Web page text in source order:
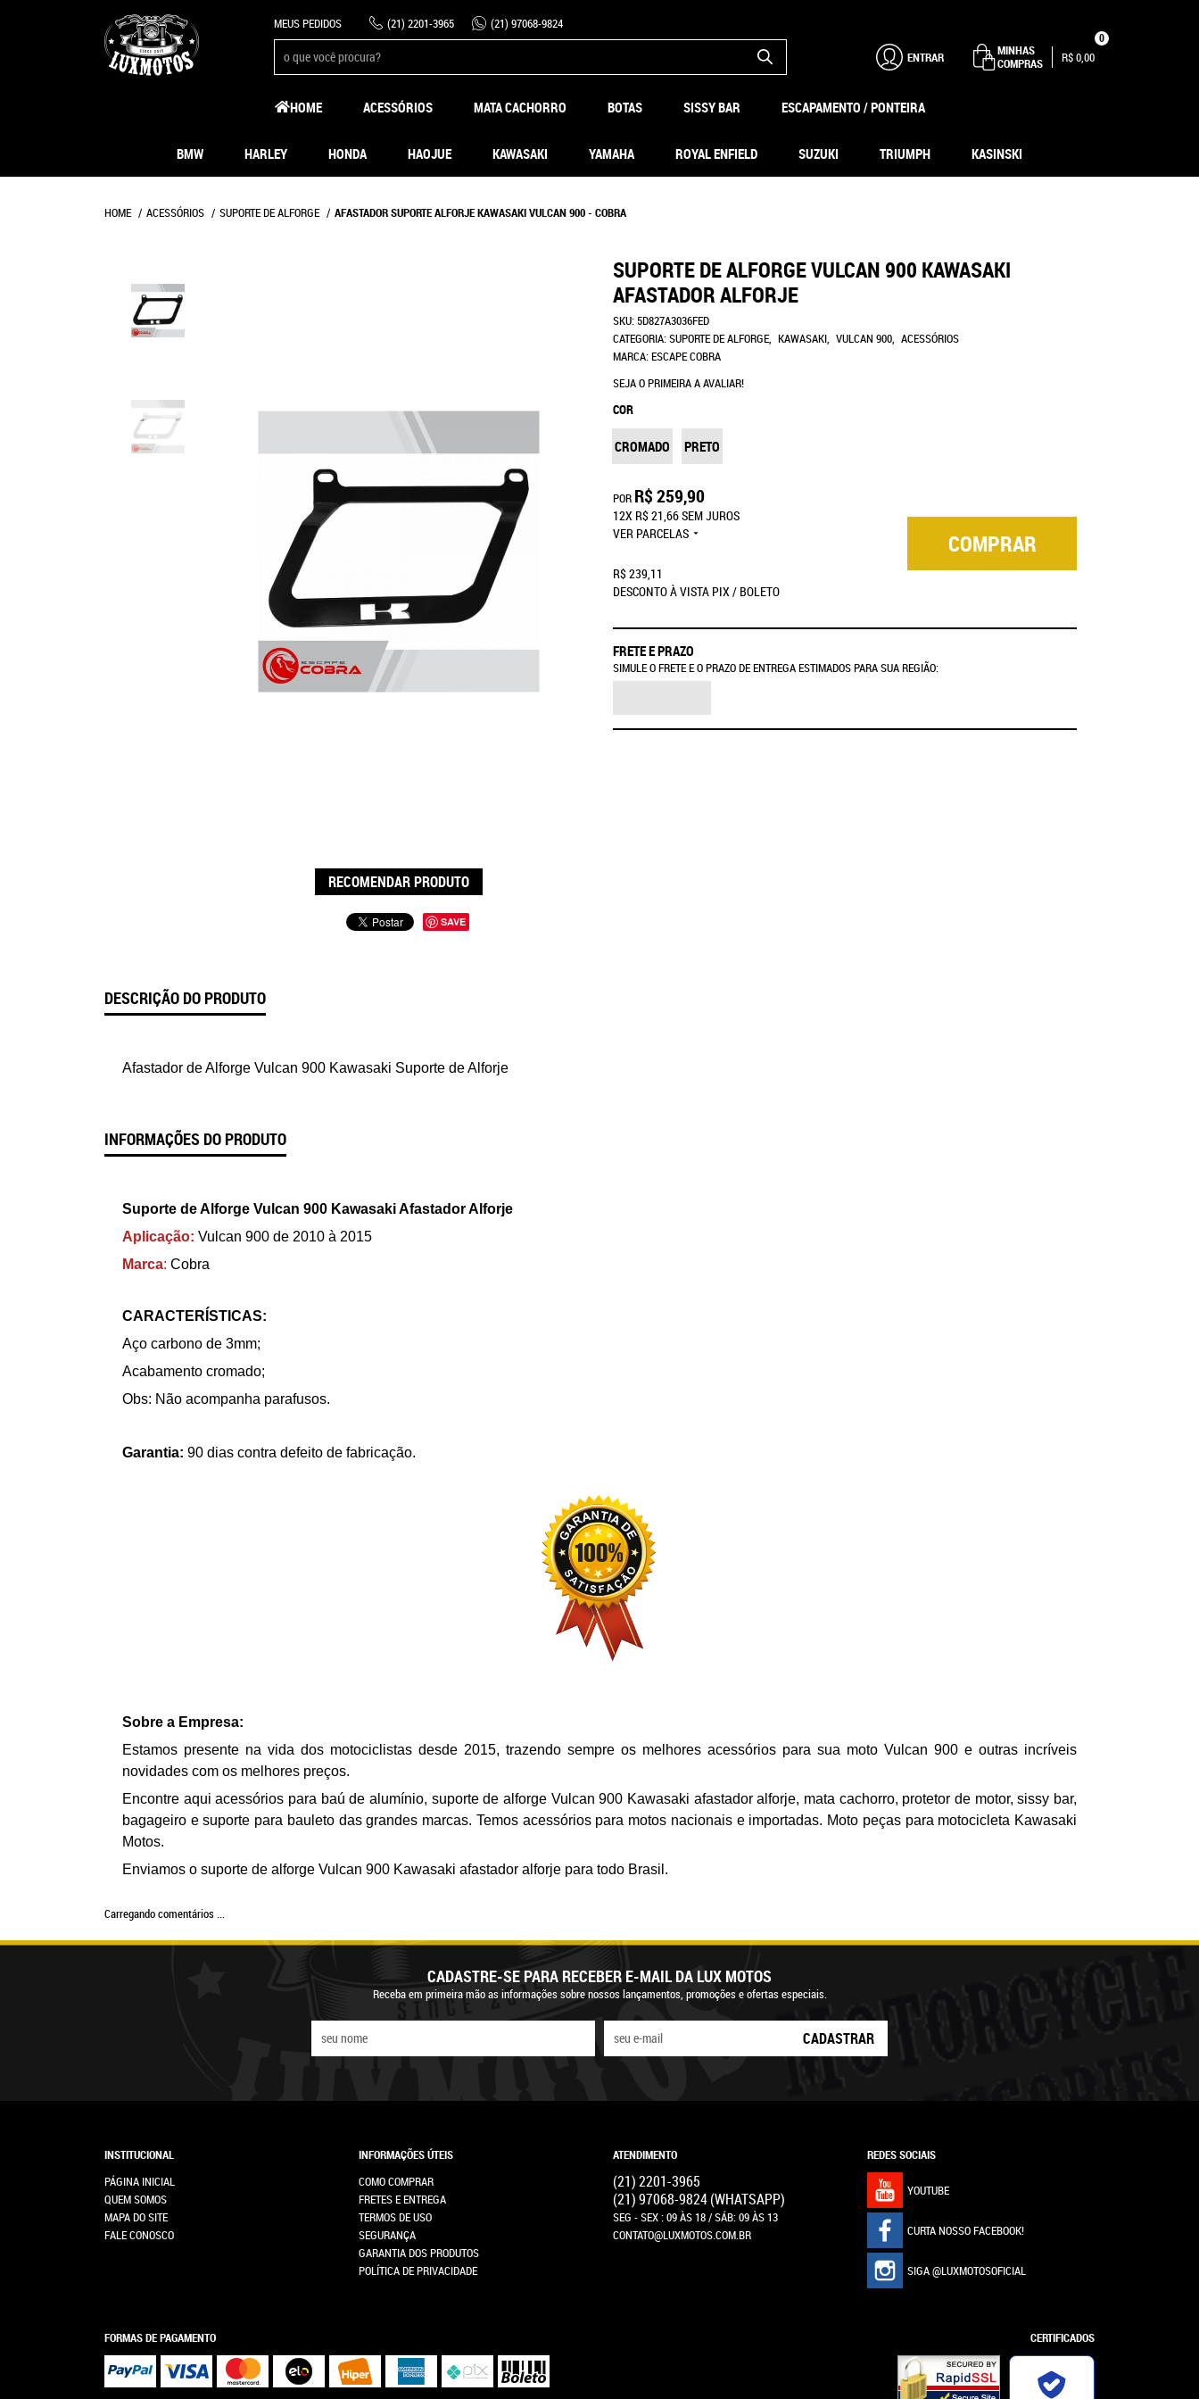
MEUS PEDIDOS (21) 2201-3965 (21) 97068-9824
ENTRAR
MINHAS
COMPRAS
0
R$ 0,00
HOME ACESSÓRIOS MATA CACHORRO BOTAS SISSY BAR ESCAPAMENTO / PONTEIRA
BMW HARLEY HONDA HAOJUE KAWASAKI YAMAHA ROYAL ENFIELD SUZUKI TRIUMPH KASINSKI
HOME ACESSÓRIOS SUPORTE DE ALFORGE AFASTADOR SUPORTE ALFORJE KAWASAKI VULCAN 900 - COBRA
RECOMENDAR PRODUTO
SAVE
SUPORTE DE ALFORGE VULCAN 900 KAWASAKI
AFASTADOR ALFORJE
SKU:5D827A3036FED
CATEGORIA:SUPORTE DE ALFORGE KAWASAKI VULCAN 900 ACESSÓRIOS
MARCA:ESCAPE COBRA
SEJA O PRIMEIRA A AVALIAR!
COR
CROMADO PRETO
POR R$ 259,90
R$ 239,11
DESCONTO À VISTA PIX / BOLETO
12X R$ 21,66SEM JUROS
VER PARCELAS
COMPRAR
FRETE E PRAZO
SIMULE O FRETE E O PRAZO DE ENTREGA ESTIMADOS PARA SUA REGIÃO:
DESCRIÇÃO DO PRODUTO
Afastador de Alforge Vulcan 900 Kawasaki Suporte de Alforje
INFORMAÇÕES DO PRODUTO
Suporte de Alforge Vulcan 900 Kawasaki Afastador Alforje
Aplicação: Vulcan 900 de 2010 à 2015
Marca: Cobra
CARACTERÍSTICAS:
Aço carbono de 3mm;
Acabamento cromado;
Obs: Não acompanha parafusos.
Garantia: 90 dias contra defeito de fabricação.
Sobre a Empresa:
Estamos presente na vida dos motociclistas desde 2015, trazendo sempre os melhores acessórios para sua moto Vulcan 900 e outras incríveis
novidades com os melhores preços.
Encontre aqui acessórios para baú de alumínio, suporte de alforge Vulcan 900 Kawasaki afastador alforje, mata cachorro, protetor de motor, sissy bar,
bagageiro e suporte para bauleto das grandes marcas. Temos acessórios para motos nacionais e importadas. Moto peças para motocicleta Kawasaki
Motos.
Enviamos o suporte de alforge Vulcan 900 Kawasaki afastador alforje para todo Brasil.
Carregando comentários ...
CADASTRE-SE PARA RECEBER E-MAIL DA LUX MOTOS
Receba em primeira mão as informações sobre nossos lançamentos, promoções e ofertas especiais.
CADASTRAR
INSTITUCIONAL
PÁGINA INICIAL
QUEM SOMOS
MAPA DO SITE
FALE CONOSCO
INFORMAÇÕES ÚTEIS
COMO COMPRAR
FRETES E ENTREGA
TERMOS DE USO
SEGURANÇA
GARANTIA DOS PRODUTOS
POLÍTICA DE PRIVACIDADE
ATENDIMENTO
(21)2201-3965
(21)97068-9824(WHATSAPP)
SEG - SEX : 09 ÀS 18 / SÁB: 09 ÀS 13
CONTATO@LUXMOTOS.COM.BR
REDES SOCIAIS
YOUTUBE
CURTA NOSSO FACEBOOK!
SIGA @LUXMOTOSOFICIAL
FORMAS DE PAGAMENTO CERTIFICADOS